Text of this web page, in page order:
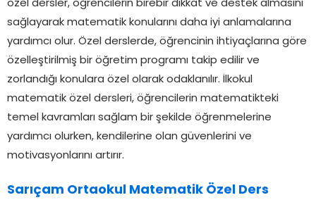
özel dersler, öğrencilerin birebir dikkat ve destek almasını
sağlayarak matematik konularını daha iyi anlamalarına
yardımcı olur. Özel derslerde, öğrencinin ihtiyaçlarına göre
özelleştirilmiş bir öğretim programı takip edilir ve
zorlandığı konulara özel olarak odaklanılır. İlkokul
matematik özel dersleri, öğrencilerin matematikteki
temel kavramları sağlam bir şekilde öğrenmelerine
yardımcı olurken, kendilerine olan güvenlerini ve
motivasyonlarını artırır.
Sarıçam Ortaokul Matematik Özel Ders